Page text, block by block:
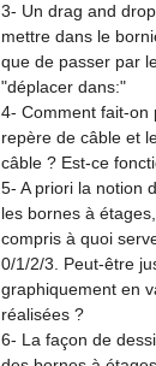
3- Un drag and
mettre dans le
que de passer par
"déplacer dans:"
4- Comment fait-on
repère de câble et
câble ? Est-ce
5- A priori la notion
les bornes à
compris à quoi
0/1/2/3. Peut-être
graphiquement en
réalisées ?
6- La façon de